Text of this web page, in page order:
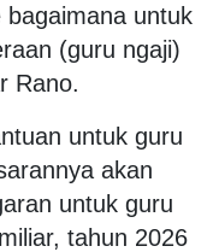
bagaimana untuk
(guru ngaji)
Rano.
untuk guru
akan
untuk guru
tahun 2026